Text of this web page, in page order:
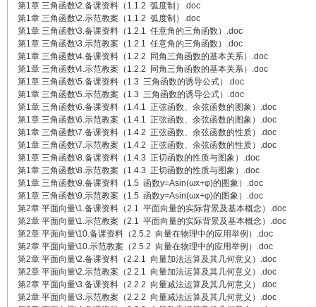
第1章 三角函数\2.备课资料（1.1.2 弧度制）.doc
第1章 三角函数\2.示范教案（1.1.2 弧度制）.doc
第1章 三角函数\3.备课资料（1.2.1 任意角的三角函数）.doc
第1章 三角函数\3.示范教案（1.2.1 任意角的三角函数）.doc
第1章 三角函数\4.备课资料（1.2.2 同角三角函数的基本关系）.doc
第1章 三角函数\4.示范教案（1.2.2 同角三角函数的基本关系）.doc
第1章 三角函数\5.备课资料（1.3 三角函数的诱导公式）.doc
第1章 三角函数\5.示范教案（1.3 三角函数的诱导公式）.doc
第1章 三角函数\6.备课资料（1.4.1 正弦函数、余弦函数的图象）.doc
第1章 三角函数\6.示范教案（1.4.1 正弦函数、余弦函数的图象）.doc
第1章 三角函数\7.备课资料（1.4.2 正弦函数、余弦函数的性质）.doc
第1章 三角函数\7.示范教案（1.4.2 正弦函数、余弦函数的性质）.doc
第1章 三角函数\8.备课资料（1.4.3 正切函数的性质与图象）.doc
第1章 三角函数\8.示范教案（1.4.3 正切函数的性质与图象）.doc
第1章 三角函数\9.备课资料（1.5 函数y=Asin(ωx+φ)的图象）.doc
第1章 三角函数\9.示范教案（1.5 函数y=Asin(ωx+φ)的图象）.doc
第2章 平面向量\1.备课资料（2.1 平面向量的实际背景及基本概念）.doc
第2章 平面向量\1.示范教案（2.1 平面向量的实际背景及基本概念）.doc
第2章 平面向量\10.备课资料（2.5.2 向量在物理中的应用举例）.doc
第2章 平面向量\10.示范教案（2.5.2 向量在物理中的应用举例）.doc
第2章 平面向量\2.备课资料（2.2.1 向量加法运算及其几何意义）.doc
第2章 平面向量\2.示范教案（2.2.1 向量加法运算及其几何意义）.doc
第2章 平面向量\3.备课资料（2.2.2 向量减法运算及其几何意义）.doc
第2章 平面向量\3.示范教案（2.2.2 向量减法运算及其几何意义）.doc